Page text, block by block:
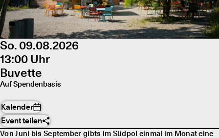
So. 09.08.2026
13:00 Uhr
Buvette
Auf Spendenbasis
Kalender
Event teilen
Von Juni bis September gibts im Südpol einmal im Monat eine